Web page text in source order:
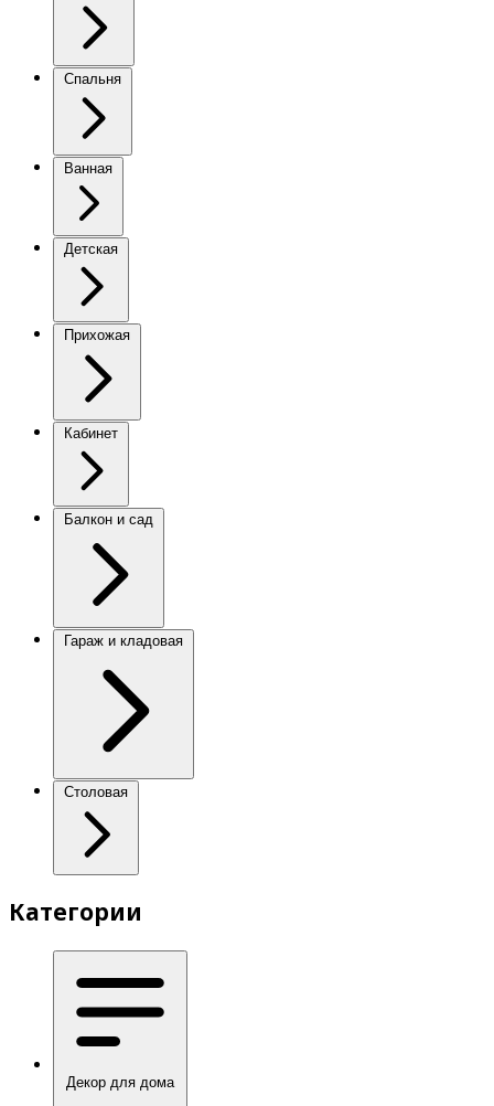
Спальня
Ванная
Детская
Прихожая
Кабинет
Балкон и сад
Гараж и кладовая
Столовая
Категории
Декор для дома